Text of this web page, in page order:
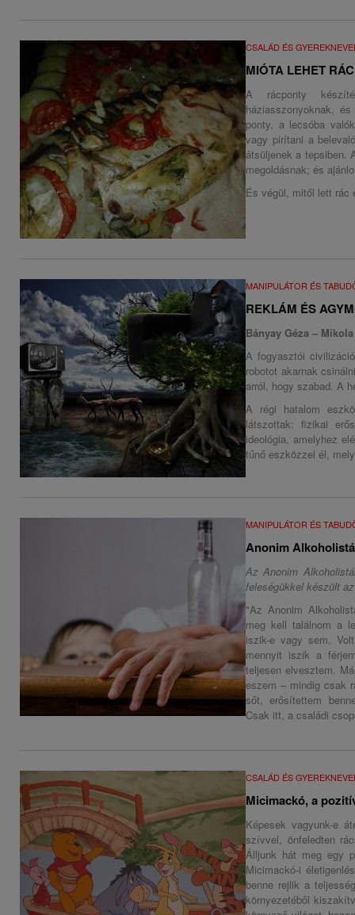
CSALÁD ÉS
MIÓTA LEHET
A rácponty
háziasszonyoknak,
ponty, a lecsóba
vagy pirítani a
átsüljenek a tepsiben.
megoldásnak; és
És végül, mitől lett rác
MANIPULÁTOR ÉS
REKLÁM ÉS
Bányay Géza –
A fogyasztói
robotot akarnak
arról, hogy szabad. A
A régi hatalom
látszottak: fizikai
ideológia, amelyhez
tűnő eszközzel él,
MANIPULÁTOR ÉS
Anonim
Az Anonim
feleségükkel készült
"Az Anonim
meg kell találnom a
iszik-e vagy sem.
mennyit iszik a
teljesen elvesztem.
eszem – mindig csak
sőt, erősítettem
Csak itt, a családi
CSALÁD ÉS
Micimackó, a
Képesek vagyunk-e
szívvel, önfeledten
Álljunk hát meg egy
Micimackó-i
benne rejlik a
környezetéből